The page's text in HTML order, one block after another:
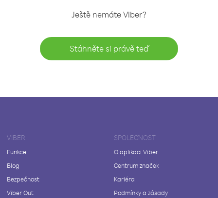
Ještě nemáte Viber?
Stáhněte si právě teď
VIBER
Funkce
Blog
Bezpečnost
Viber Out
SPOLEČNOST
O aplikaci Viber
Centrum značek
Kariéra
Podmínky a zásady